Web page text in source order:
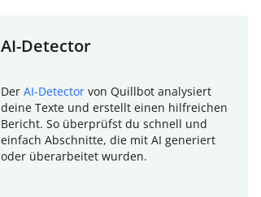
AI-Detector
Der AI-Detector von Quillbot analysiert
deine Texte und erstellt einen hilfreichen
Bericht. So überprüfst du schnell und
einfach Abschnitte, die mit AI generiert
oder überarbeitet wurden.